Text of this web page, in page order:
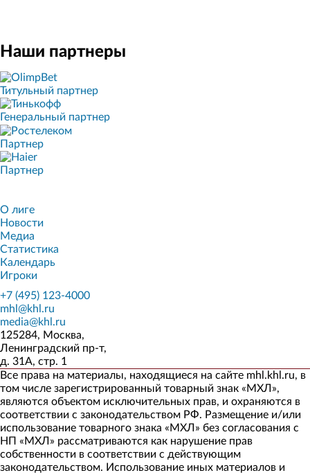
Наши партнеры
Титульный партнер
Генеральный партнер
Партнер
Партнер
О лиге
Новости
Медиа
Статистика
Календарь
Игроки
+7 (495) 123-4000
mhl@khl.ru
media@khl.ru
125284, Москва,
Ленинградский пр-т,
д. 31А, стр. 1
Все права на материалы, находящиеся на сайте mhl.khl.ru, в
том числе зарегистрированный товарный знак «МХЛ»,
являются объектом исключительных прав, и охраняются в
соответствии с законодательством РФ. Размещение и/или
использование товарного знака «МХЛ» без согласования с
НП «МХЛ» рассматриваются как нарушение прав
собственности в соответствии с действующим
законодательством. Использование иных материалов и